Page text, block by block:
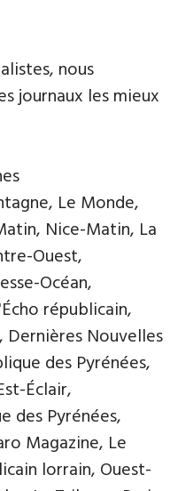
nous
journaux les mieux
Le Monde,
Nice-Matin, La
Ouest,
Océan,
républicain,
Nouvelles
des Pyrénées,
Éclair,
des Pyrénées,
Magazine, Le
lorrain, Ouest-